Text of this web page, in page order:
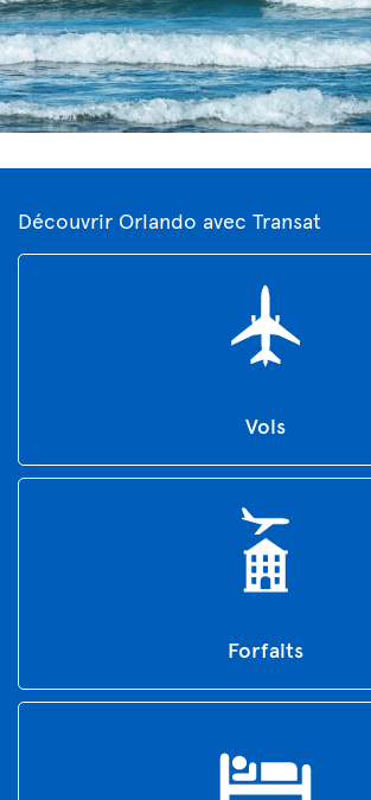
Découvrir Orlando avec Transat
Vols
Forfaits